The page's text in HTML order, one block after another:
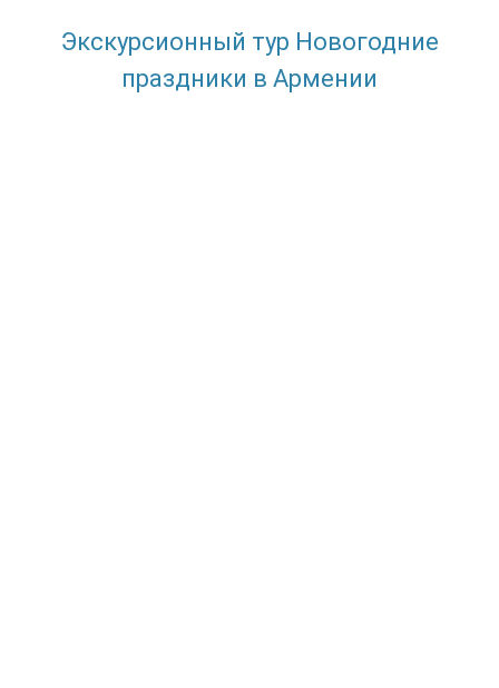
Экскурсионный тур Новогодние
праздники в Армении